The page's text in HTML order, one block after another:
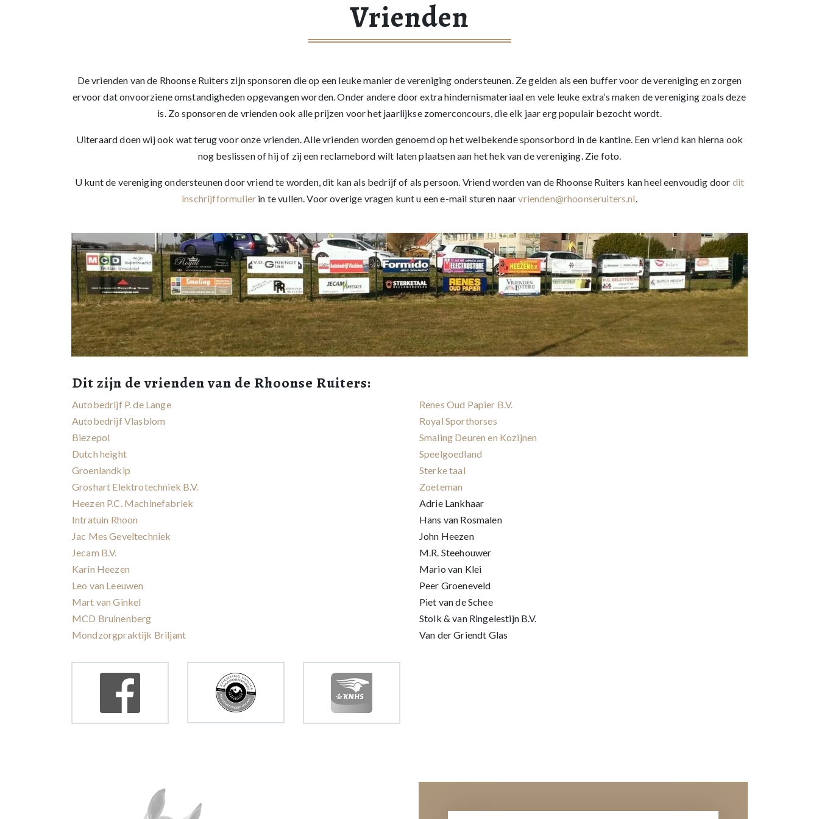
Vrienden
De vrienden van de Rhoonse Ruiters zijn sponsoren die op een leuke manier de vereniging ondersteunen. Ze gelden als een buffer voor de vereniging en zorgen
ervoor dat onvoorziene omstandigheden opgevangen worden. Onder andere door extra hindernismateriaal en vele leuke extra’s maken de vereniging zoals deze
is. Zo sponsoren de vrienden ook alle prijzen voor het jaarlijkse zomerconcours, die elk jaar erg populair bezocht wordt.
Uiteraard doen wij ook wat terug voor onze vrienden. Alle vrienden worden genoemd op het welbekende sponsorbord in de kantine. Een vriend kan hierna ook
nog beslissen of hij of zij een reclamebord wilt laten plaatsen aan het hek van de vereniging. Zie foto.
U kunt de vereniging ondersteunen door vriend te worden, dit kan als bedrijf of als persoon. Vriend worden van de Rhoonse Ruiters kan heel eenvoudig door dit
inschrijfformulier in te vullen. Voor overige vragen kunt u een e-mail sturen naarvrienden@rhoonseruiters.nl
Dit zijn de vrienden van de Rhoonse Ruiters:
Autobedrijf P. de Lange
Autobedrijf Vlasblom
Biezepol
Dutch height
Groenlandkip
Groshart Elektrotechniek B.V.
Heezen P.C. Machinefabriek
Intratuin Rhoon
Jac Mes Geveltechniek
Jecam B.V.
Karin Heezen
Leo van Leeuwen
Mart van Ginkel
MCD Bruinenberg
Mondzorgpraktijk Briljant
Renes Oud Papier B.V.
Royal Sporthorses
Smaling Deuren en Kozijnen
Speelgoedland
Sterke taal
Zoeteman
Adrie Lankhaar
Hans van Rosmalen
John Heezen
M.R. Steehouwer
Mario van Klei
Peer Groeneveld
Piet van de Schee
Stolk & van Ringelestijn B.V.
Van der Griendt Glas